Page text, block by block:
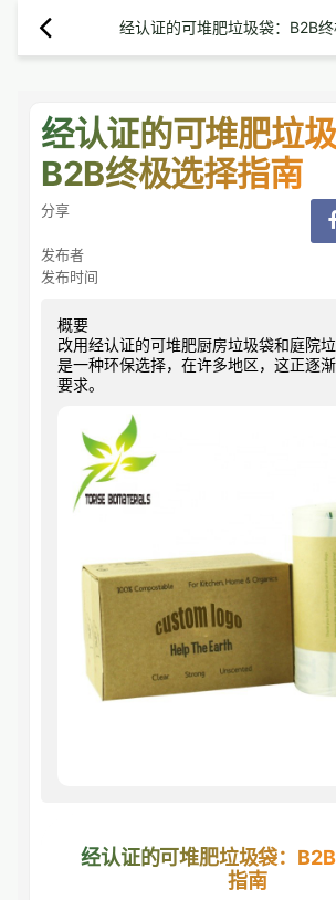
经认证的可堆肥垃圾袋：B2B
经认证的可堆肥垃圾
B2B终极选择指南
分享
发布者
发布时间
概要
改用经认证的可堆肥厨房垃圾袋和庭院
是一种环保选择，在许多地区，这正逐
要求。
经认证的可堆肥垃圾袋：
指南